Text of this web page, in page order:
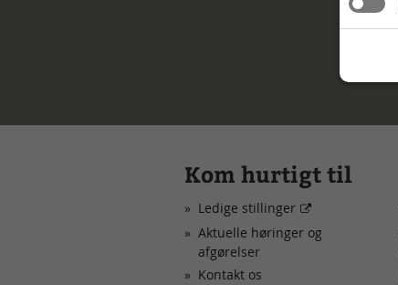
Kom hurtigt til
Ledige stillinger
Aktuelle høringer og
afgørelser
Kontakt os